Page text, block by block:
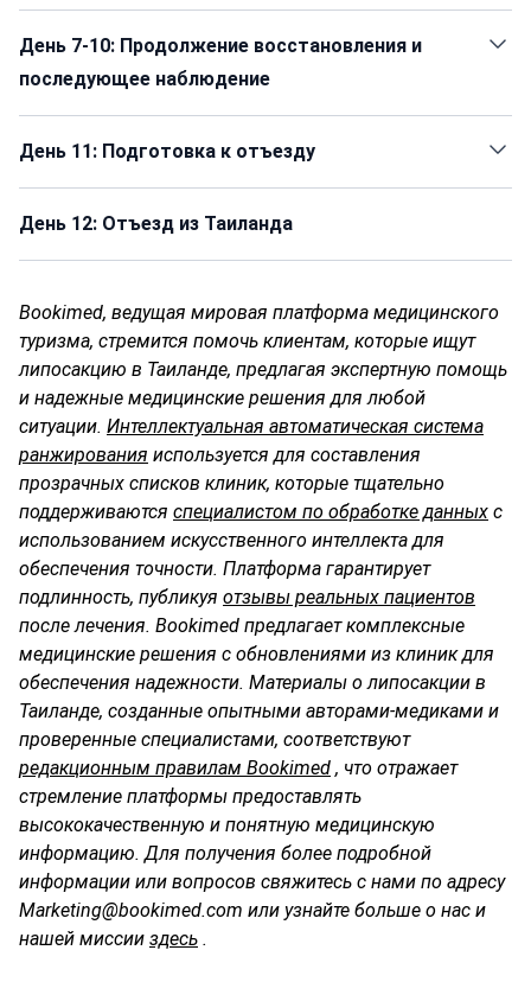
День 7-10: Продолжение восстановления и
последующее наблюдение
День 11: Подготовка к отъезду
День 12: Отъезд из Таиланда
Bookimed, ведущая мировая платформа медицинского
туризма, стремится помочь клиентам, которые ищут
липосакцию в Таиланде, предлагая экспертную помощь
и надежные медицинские решения для любой
ситуации. Интеллектуальная автоматическая система
ранжирования используется для составления
прозрачных списков клиник, которые тщательно
поддерживаются специалистом по обработке данных с
использованием искусственного интеллекта для
обеспечения точности. Платформа гарантирует
подлинность, публикуя отзывы реальных пациентов
после лечения. Bookimed предлагает комплексные
медицинские решения с обновлениями из клиник для
обеспечения надежности. Материалы о липосакции в
Таиланде, созданные опытными авторами-медиками и
проверенные специалистами, соответствуют
редакционным правилам Bookimed , что отражает
стремление платформы предоставлять
высококачественную и понятную медицинскую
информацию. Для получения более подробной
информации или вопросов свяжитесь с нами по адресу
Marketing@bookimed.com или узнайте больше о нас и
нашей миссии здесь .